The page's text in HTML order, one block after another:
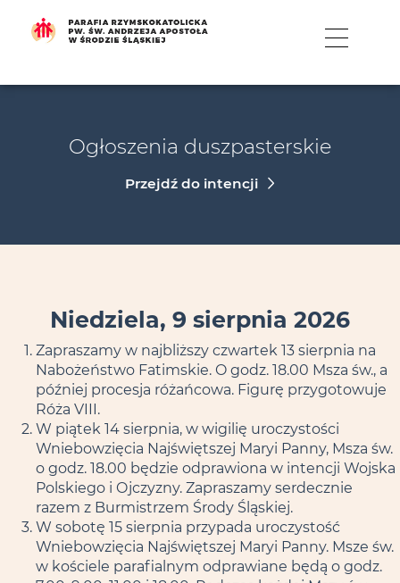
MENU
Ogłoszenia duszpasterskie
Przejdź do intencji
Niedziela, 9 sierpnia 2026
Zapraszamy w najbliższy czwartek 13 sierpnia na
Nabożeństwo Fatimskie. O godz. 18.00 Msza św., a
później procesja różańcowa. Figurę przygotowuje
Róża VIII.
W piątek 14 sierpnia, w wigilię uroczystości
Wniebowzięcia Najświętszej Maryi Panny, Msza św.
o godz. 18.00 będzie odprawiona w intencji Wojska
Polskiego i Ojczyzny. Zapraszamy serdecznie
razem z Burmistrzem Środy Śląskiej.
W sobotę 15 sierpnia przypada uroczystość
Wniebowzięcia Najświętszej Maryi Panny. Msze św.
w kościele parafialnym odprawiane będą o godz.